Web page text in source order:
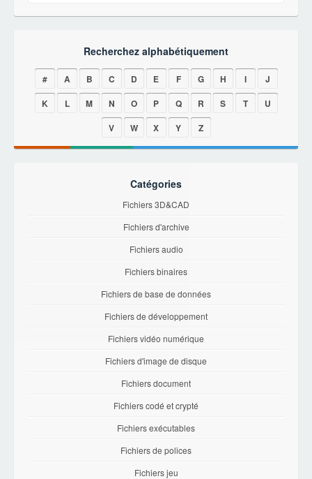
Recherchez alphabétiquement
# A B C D E F G H I
J
K
L M N O P Q R S T
U
V
W X Y Z
Catégories
Fichiers 3D&CAD
Fichiers d'archive
Fichiers audio
Fichiers binaires
Fichiers de base de données
Fichiers de développement
Fichiers vidéo numérique
Fichiers d'image de disque
Fichiers document
Fichiers codé et crypté
Fichiers exécutables
Fichiers de polices
Fichiers jeu